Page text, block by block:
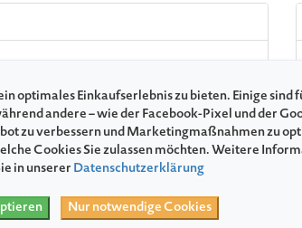
unter dem Punkt »Zusatzleistungen zu
werden.
Melodien für Viola und Klavier op. 9
optimales Einkaufserlebnis zu bieten. Einige sind
andere – wie der Facebook-Pixel und der
zu verbessern und Marketingmaßnahmen zu
Cookies Sie zulassen möchten. Weitere
in unserer Datenschutzerklärung
Nur notwendige Cookies